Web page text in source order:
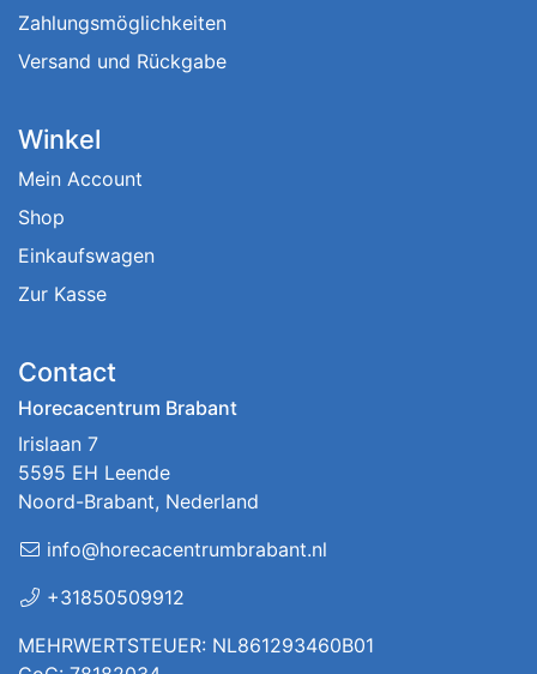
Zahlungsmöglichkeiten
Versand und Rückgabe
Winkel
Mein Account
Shop
Einkaufswagen
Zur Kasse
Contact
Horecacentrum Brabant
Irislaan 7
5595 EH Leende
Noord-Brabant, Nederland
info@horecacentrumbrabant.nl
+31850509912
MEHRWERTSTEUER: NL861293460B01